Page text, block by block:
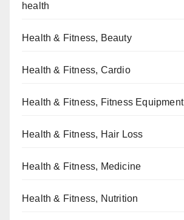
health
Health & Fitness, Beauty
Health & Fitness, Cardio
Health & Fitness, Fitness Equipment
Health & Fitness, Hair Loss
Health & Fitness, Medicine
Health & Fitness, Nutrition